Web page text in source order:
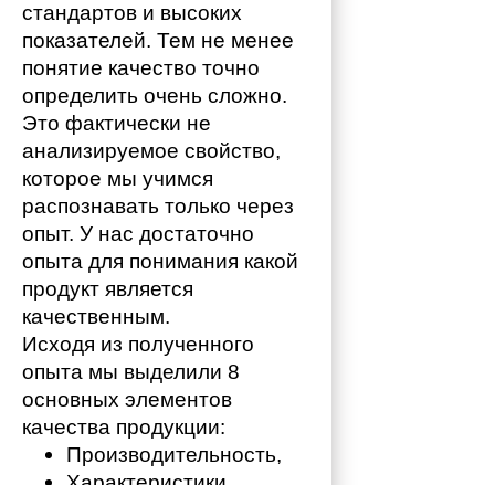
стандартов и высоких
показателей. Тем не менее
понятие качество точно
определить очень сложно.
Это фактически не
анализируемое свойство,
которое мы учимся
распознавать только через
опыт. У нас достаточно
опыта для понимания какой
продукт является
качественным.
Исходя из полученного
опыта мы выделили 8
основных элементов
качества продукции:
Производительность,